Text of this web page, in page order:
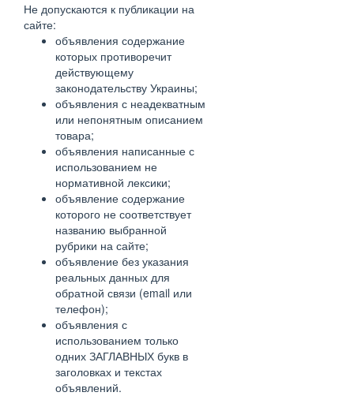
Не допускаются к публикации на
сайте:
объявления содержание
которых противоречит
действующему
законодательству Украины;
объявления с неадекватным
или непонятным описанием
товара;
объявления написанные с
использованием не
нормативной лексики;
объявление содержание
которого не соответствует
названию выбранной
рубрики на сайте;
объявление без указания
реальных данных для
обратной связи (email или
телефон);
объявления с
использованием только
одних ЗАГЛАВНЫХ букв в
заголовках и текстах
объявлений.